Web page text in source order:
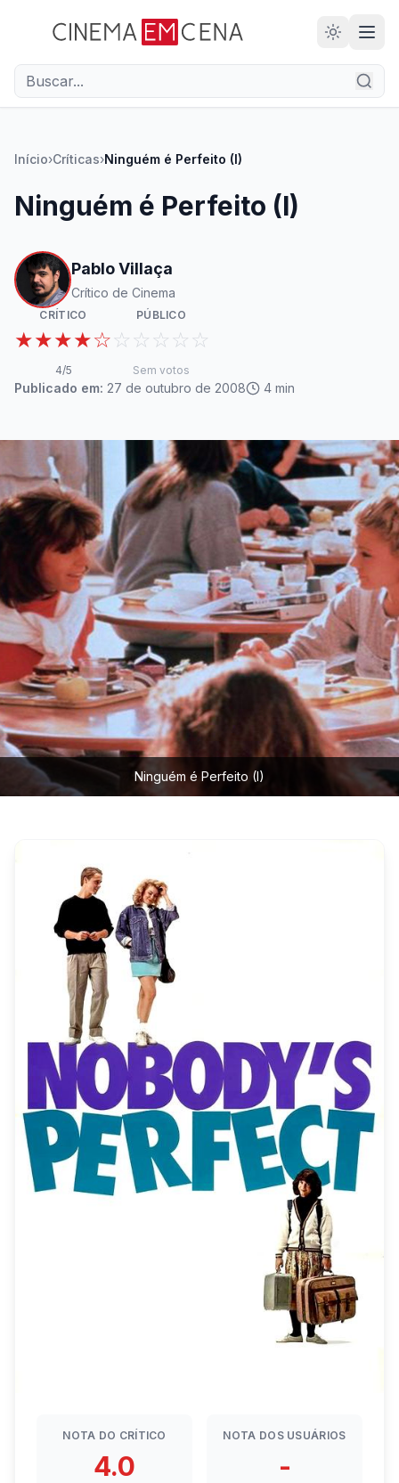
28
ANOS
Início›Críticas›Ninguém é Perfeito (I)
Ninguém é Perfeito (I)
Pablo Villaça
Crítico de Cinema
CRÍTICO
★★★★☆
4/5
PÚBLICO
☆☆☆☆☆
Sem votos
Publicado em: 27 de outubro de 2008 4 min
Ninguém é Perfeito (I)
NOTA DO CRÍTICO
4.0
NOTA DOS USUÁRIOS
-